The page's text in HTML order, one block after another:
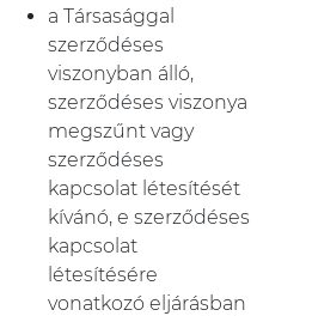
a Társasággal
szerződéses
viszonyban álló,
szerződéses viszonya
megszűnt vagy
szerződéses
kapcsolat létesítését
kívánó, e szerződéses
kapcsolat
létesítésére
vonatkozó eljárásban